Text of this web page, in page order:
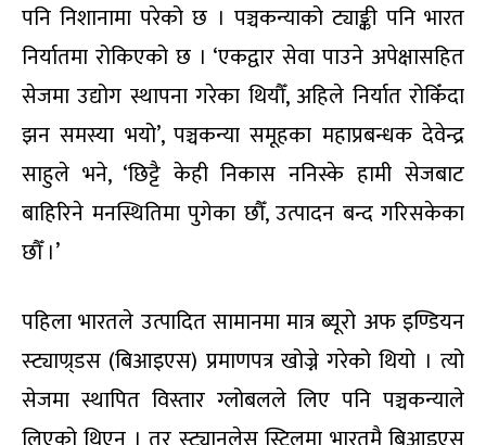
पनि निशानामा परेको छ । पञ्चकन्याको ट्याङ्की पनि भारत
निर्यातमा रोकिएको छ । ‘एकद्वार सेवा पाउने अपेक्षासहित
सेजमा उद्योग स्थापना गरेका थियौँ, अहिले निर्यात रोकिँदा
झन समस्या भयो’, पञ्चकन्या समूहका महाप्रबन्धक देवेन्द्र
साहुले भने, ‘छिट्टै केही निकास ननिस्के हामी सेजबाट
बाहिरिने मनस्थितिमा पुगेका छौँ, उत्पादन बन्द गरिसकेका
छौँ ।’
पहिला भारतले उत्पादित सामानमा मात्र ब्यूरो अफ इण्डियन
स्ट्याण्र्डस (बिआइएस) प्रमाणपत्र खोज्ने गरेको थियो । त्यो
सेजमा स्थापित विस्तार ग्लोबलले लिए पनि पञ्चकन्याले